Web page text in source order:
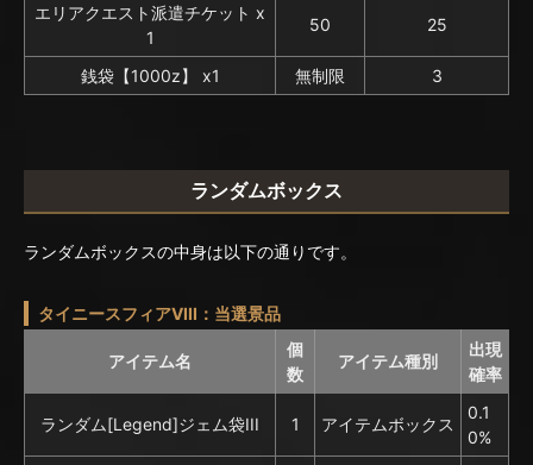
エリアクエスト派遣チケット x
1
50 25
銭袋【1000z】 x1 無制限 3
ランダムボックス
ランダムボックスの中身は以下の通りです。
タイニースフィアVIII：当選景品
アイテム名
個
数
アイテム種別
出現
確率
ランダム[Legend]ジェム袋III 1 アイテムボックス
0.1
0%